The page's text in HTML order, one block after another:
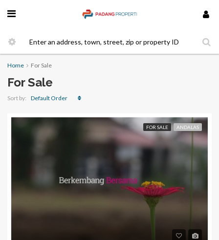
Home For Sale
For Sale
Sort by: Default Order
FOR SALE ANDALAS